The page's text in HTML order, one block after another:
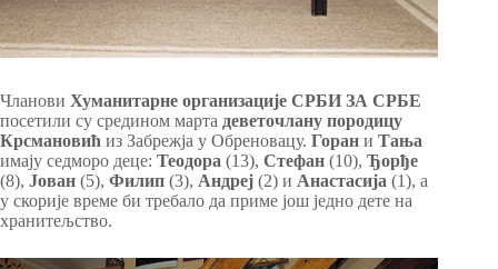
Чланови Хуманитарне организације СРБИ ЗА СРБЕ
посетили су средином марта деветочлану породицу
Крсмановић из Забрежја у Обреновацу. Горан и Тања
имају седморо деце: Теодора (13), Стефан (10), Ђорђе
(8), Јован (5), Филип (3), Андреј (2) и Анастасија (1), а
у скорије време би требало да приме још једно дете на
хранитељство.